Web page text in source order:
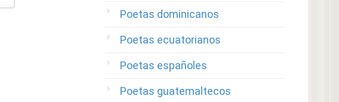
Poetas dominicanos
Poetas ecuatorianos
Poetas españoles
Poetas guatemaltecos